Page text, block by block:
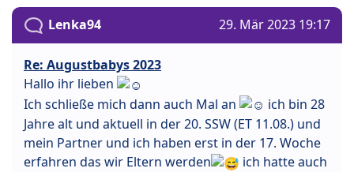
Lenka94 29. Mär 2023 19:17
Re: Augustbabys 2023
Hallo ihr lieben
Ich schließe mich dann auch Mal an
ich bin 28
Jahre alt und aktuell in der 20. SSW (ET 11.08.) und
mein Partner und ich haben erst in der 17. Woche
erfahren das wir Eltern werden
ich hatte auch